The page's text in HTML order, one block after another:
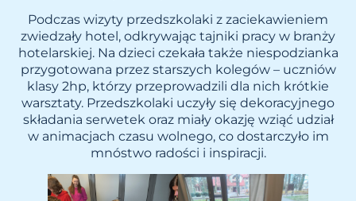
Podczas wizyty przedszkolaki z zaciekawieniem
zwiedzały hotel, odkrywając tajniki pracy w branży
hotelarskiej. Na dzieci czekała także niespodzianka
przygotowana przez starszych kolegów – uczniów
klasy 2hp, którzy przeprowadzili dla nich krótkie
warsztaty. Przedszkolaki uczyły się dekoracyjnego
składania serwetek oraz miały okazję wziąć udział
w animacjach czasu wolnego, co dostarczyło im
mnóstwo radości i inspiracji.